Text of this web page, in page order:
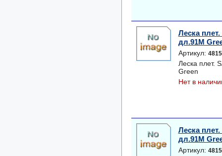
Леска
дл.91M
Артикул:
Леска плет.
Green
Нет в
Леска
дл.91M
Артикул: